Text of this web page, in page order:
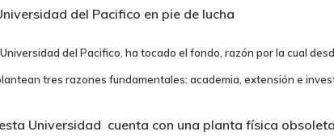
del Pacifico, ha tocado el fondo, razón por la cual
tres razones fundamentales: academia, extensión e
Universidad cuenta con una planta física